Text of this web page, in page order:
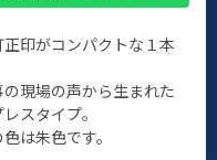
正印がコンパクトな１本
の現場の声から生まれた
スタイプ。
は朱色です。